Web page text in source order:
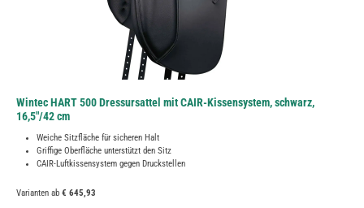
Wintec HART 500 Dressursattel mit CAIR-Kissensystem, schwarz,
16,5"/42 cm
Weiche Sitzfläche für sicheren Halt
Griffige Oberfläche unterstützt den Sitz
CAIR-Luftkissensystem gegen Druckstellen
Varianten ab € 645,93